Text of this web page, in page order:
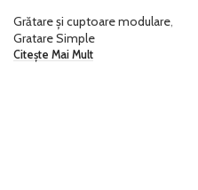
Grătare și cuptoare modulare,
Gratare Simple
Citește Mai Mult